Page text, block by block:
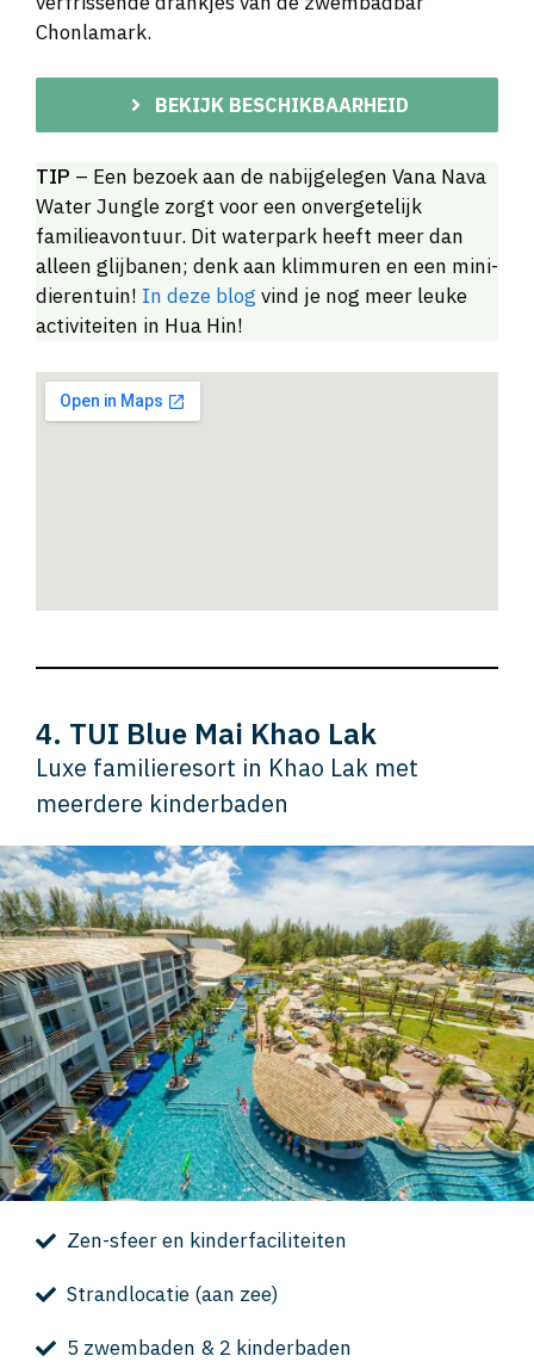
Chonlamark.
BEKIJK BESCHIKBAARHEID
TIP – Een bezoek aan de nabijgelegen Vana Nava
Water Jungle zorgt voor een onvergetelijk
familieavontuur. Dit waterpark heeft meer dan
alleen glijbanen; denk aan klimmuren en een mini-
dierentuin! In deze blog vind je nog meer leuke
activiteiten in Hua Hin!
4. TUI Blue Mai Khao Lak
Luxe familieresort in Khao Lak met
meerdere kinderbaden
Zen-sfeer en kinderfaciliteiten
Strandlocatie (aan zee)
5 zwembaden & 2 kinderbaden